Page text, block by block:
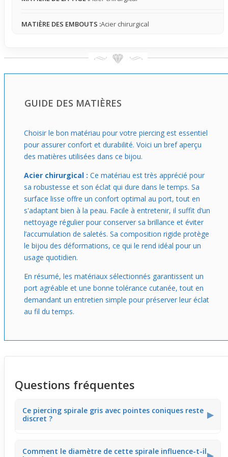
idéal pour tester un accessoire audacieux au quotidien.
MATIÈRE DES EMBOUTS :Acier chirurgical
GUIDE DES MATIÈRES
Choisir le bon matériau pour votre piercing est essentiel
pour assurer confort et durabilité. Voici un bref aperçu
des matières utilisées dans ce bijou.
Acier chirurgical : Ce matériau est très apprécié pour
sa robustesse et son éclat qui dure dans le temps. Sa
surface lisse offre un confort optimal au port, tout en
s'adaptant bien à la peau. Facile à entretenir, il suffit d’un
nettoyage régulier pour conserver sa brillance et éviter
l’accumulation de saletés. Sa composition rigide protège
le bijou des déformations, ce qui le rend idéal pour un
usage quotidien.
En résumé, les matériaux sélectionnés garantissent un
port agréable et une bonne tolérance cutanée, tout en
demandant un entretien simple pour préserver leur éclat
au fil du temps.
Questions fréquentes
Ce piercing spirale gris avec pointes coniques reste
discret ?
▶
limite les reflets. Ses pointes de 4 mm attirent l'œil de
Comment le diamètre de cette spirale influence-t-il